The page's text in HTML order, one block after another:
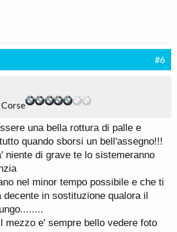
di bordo potrebbero non
e potrebbe far scaricare
tempo, causando
il motore.
tali anomalie si manifestino è
vogliamo risparmiare a Lei, ai
ad altri automobilisti ogni minimo
inconveniente.
attenzione sul fatto che questo
preventivo venga effettuato
A tale scopo la invitiamo a
un'appuntamento ecc.. ecc..
stessa lettera
#6
una bella rottura di palle e
quando sborsi un bell'assegno!!!
niente di grave te lo sistemeranno
nel minor tempo possibile e che ti
decente in sostituzione qualora il
mezzo e' sempre bello vedere foto